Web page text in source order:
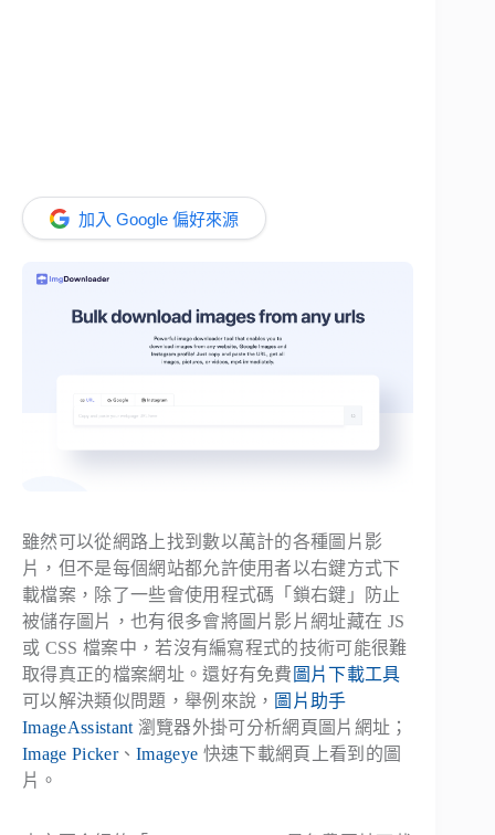
加入 Google 偏好來源
雖然可以從網路上找到數以萬計的各種圖片影
片，但不是每個網站都允許使用者以右鍵方式下
載檔案，除了一些會使用程式碼「鎖右鍵」防止
被儲存圖片，也有很多會將圖片影片網址藏在 JS
或 CSS 檔案中，若沒有編寫程式的技術可能很難
取得真正的檔案網址。還好有免費 圖片下載工具
可以解決類似問題，舉例來說， 圖片助手
ImageAssistant 瀏覽器外掛可分析網頁圖片網址；
Image Picker、Imageye 快速下載網頁上看到的圖
片。